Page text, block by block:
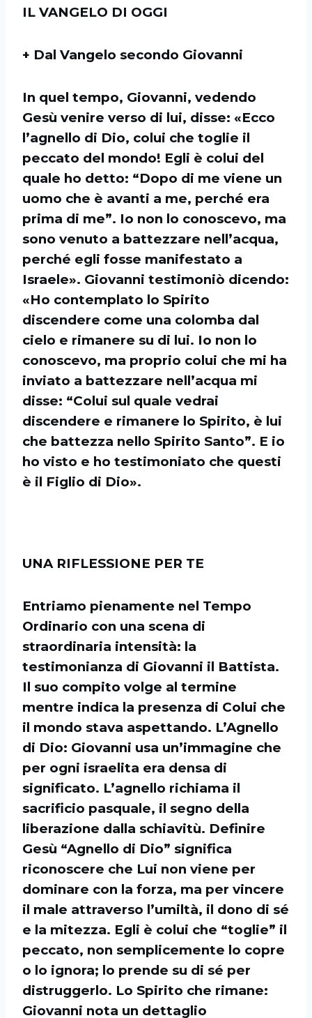
IL VANGELO DI OGGI
+ Dal Vangelo secondo Giovanni
In quel tempo, Giovanni, vedendo
Gesù venire verso di lui, disse: «Ecco
l’agnello di Dio, colui che toglie il
peccato del mondo! Egli è colui del
quale ho detto: “Dopo di me viene un
uomo che è avanti a me, perché era
prima di me”. Io non lo conoscevo, ma
sono venuto a battezzare nell’acqua,
perché egli fosse manifestato a
Israele». Giovanni testimoniò dicendo:
«Ho contemplato lo Spirito
discendere come una colomba dal
cielo e rimanere su di lui. Io non lo
conoscevo, ma proprio colui che mi ha
inviato a battezzare nell’acqua mi
disse: “Colui sul quale vedrai
discendere e rimanere lo Spirito, è lui
che battezza nello Spirito Santo”. E io
ho visto e ho testimoniato che questi
è il Figlio di Dio».
UNA RIFLESSIONE PER TE
Entriamo pienamente nel Tempo
Ordinario con una scena di
straordinaria intensità: la
testimonianza di Giovanni il Battista.
Il suo compito volge al termine
mentre indica la presenza di Colui che
il mondo stava aspettando. L’Agnello
di Dio: Giovanni usa un’immagine che
per ogni israelita era densa di
significato. L’agnello richiama il
sacrificio pasquale, il segno della
liberazione dalla schiavitù. Definire
Gesù “Agnello di Dio” significa
riconoscere che Lui non viene per
dominare con la forza, ma per vincere
il male attraverso l’umiltà, il dono di sé
e la mitezza. Egli è colui che “toglie” il
peccato, non semplicemente lo copre
o lo ignora; lo prende su di sé per
distruggerlo. Lo Spirito che rimane:
Giovanni nota un dettaglio